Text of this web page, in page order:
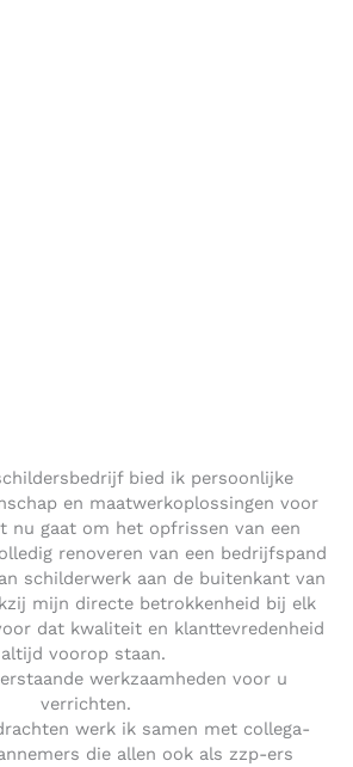
bied ik persoonlijke
en maatwerkoplossingen voor
nu gaat om het opfrissen van een
renoveren van een bedrijfspand
schilderwerk aan de buitenkant van
mijn directe betrokkenheid bij elk
dat kwaliteit en klanttevredenheid
altijd voorop staan.
werkzaamheden voor u
verrichten.
werk ik samen met collega-
die allen ook als zzp-ers